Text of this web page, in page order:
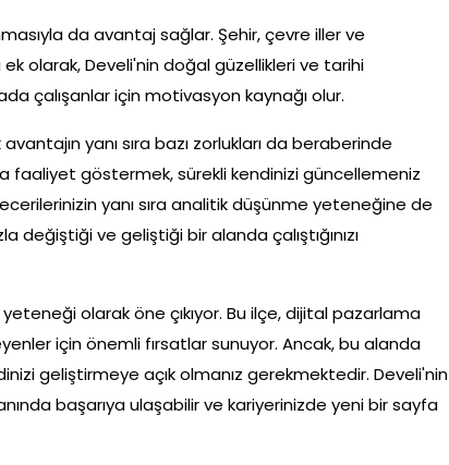
da avantaj sağlar. Şehir, çevre iller ve
olarak, Develi'nin doğal güzellikleri ve tarihi
çalışanlar için motivasyon kaynağı olur.
yanı sıra bazı zorlukları da beraberinde
faaliyet göstermek, sürekli kendinizi güncellemeniz
yanı sıra analitik düşünme yeteneğine de
değiştiği ve geliştiği bir alanda çalıştığınızı
olarak öne çıkıyor. Bu ilçe, dijital pazarlama
için önemli fırsatlar sunuyor. Ancak, bu alanda
geliştirmeye açık olmanız gerekmektedir. Develi'nin
başarıya ulaşabilir ve kariyerinizde yeni bir sayfa